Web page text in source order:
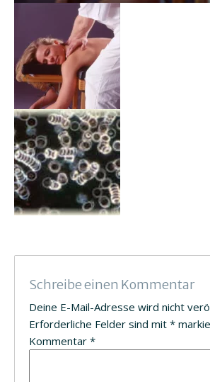
Schreibe einen Kommentar
Deine E-Mail-Adresse wird nicht
Erforderliche Felder sind mit *
Kommentar *